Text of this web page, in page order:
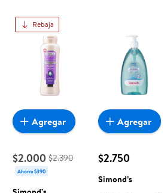
Rebaja
$2.000 $2.390
Ahorra $390
Agregar
$2.750
Simond’s
Agregar